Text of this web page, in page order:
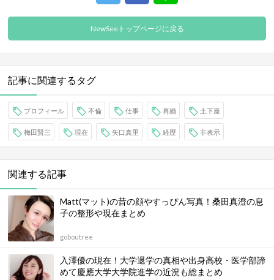
NewSeeトップページに戻る
記事に関連するタグ
プロフィール 不倫 仕事 再婚 土下座
梅田賢三 現在 矢口真里 経歴 非表示
関連する記事
Matt(マット)の昔の顔やすっぴん写真！桑田真澄の息
子の整形や現在まとめ
goboutree
入澤優の現在！大学退学の真相や出身高校・医学部諦
めて慶應大学大学院進学の近況も総まとめ